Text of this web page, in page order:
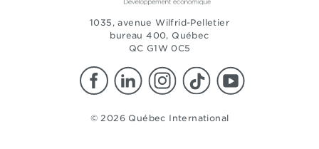
1035, avenue Wilfrid-Pelletier
bureau 400, Québec
QC G1W 0C5
© 2026 Québec International